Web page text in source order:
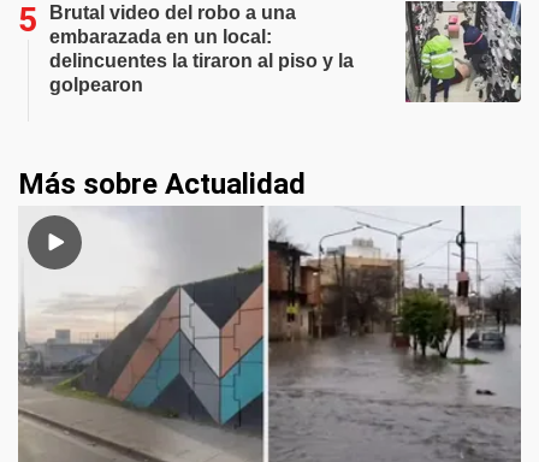
Brutal video del robo a una
embarazada en un local:
delincuentes la tiraron al piso y la
golpearon
Más sobre Actualidad